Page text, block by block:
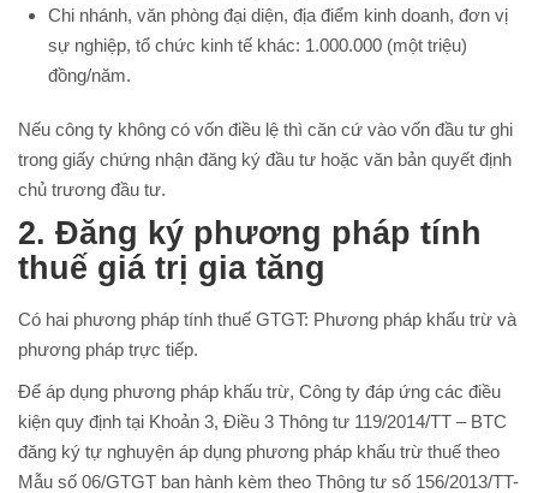
Chi nhánh, văn phòng đại diện, địa điểm kinh doanh, đơn vị
sự nghiệp, tổ chức kinh tế khác: 1.000.000 (một triệu)
đồng/năm.
Nếu công ty không có vốn điều lệ thì căn cứ vào vốn đầu tư ghi
trong giấy chứng nhận đăng ký đầu tư hoặc văn bản quyết định
chủ trương đầu tư.
2. Đăng ký phương pháp tính
thuế giá trị gia tăng
Có hai phương pháp tính thuế GTGT: Phương pháp khấu trừ và
phương pháp trực tiếp.
Để áp dụng phương pháp khấu trừ, Công ty đáp ứng các điều
kiện quy định tại Khoản 3, Điều 3 Thông tư 119/2014/TT – BTC
đăng ký tự nghuyện áp dụng phương pháp khấu trừ thuế theo
Mẫu số 06/GTGT ban hành kèm theo Thông tư số 156/2013/TT-